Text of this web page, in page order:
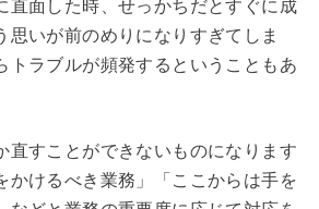
直面した時、せっかちだとすぐに成
思いが前のめりになりすぎてしま
トラブルが頻発するということもあ
直すことができないものになります
かけるべき業務」「ここからは手を